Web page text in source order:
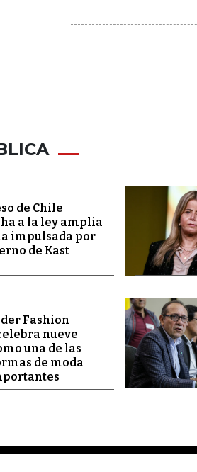
de Chile
a la ley amplia
impulsada por
de Kast
Fashion
nueve
una de las
de moda